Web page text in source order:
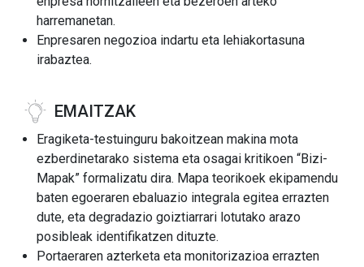
harremanetan.
Enpresaren negozioa indartu eta lehiakortasuna
irabaztea.
EMAITZAK
Eragiketa-testuinguru bakoitzean makina mota
ezberdinetarako sistema eta osagai kritikoen “Bizi-
Mapak” formalizatu dira. Mapa teorikoek ekipamendu
baten egoeraren ebaluazio integrala egitea errazten
dute, eta degradazio goiztiarrari lotutako arazo
posibleak identifikatzen dituzte.
Portaeraren azterketa eta monitorizazioa errazten